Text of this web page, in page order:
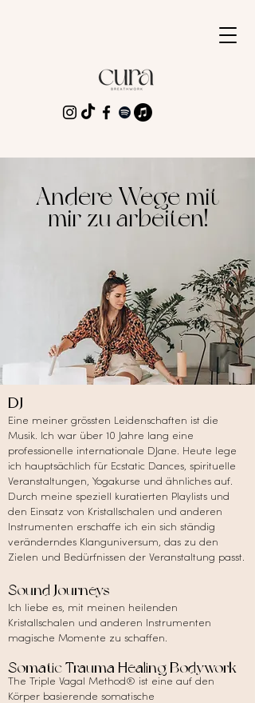
Andere Wege mit
mir zu arbeiten!
DJ
Eine meiner grössten Leidenschaften ist die
Musik. Ich war über 10 Jahre lang eine
professionelle internationale DJane. Heute lege
ich hauptsächlich für Ecstatic Dances, spirituelle
Veranstaltungen, Yogakurse und ähnliches auf.
Durch meine speziell kuratierten Playlists und
den Einsatz von Kristallschalen und anderen
Instrumenten erschaffe ich ein sich ständig
veränderndes Klanguniversum, das zu den
Zielen und Bedürfnissen der Veranstaltung passt.
Sound Journeys
Ich liebe es, mit meinen heilenden
Kristallschalen und anderen Instrumenten
magische Momente zu schaffen.
Somatic Trauma Healing Bodywork
The Triple Vagal Method® ist eine auf den
Körper basierende somatische